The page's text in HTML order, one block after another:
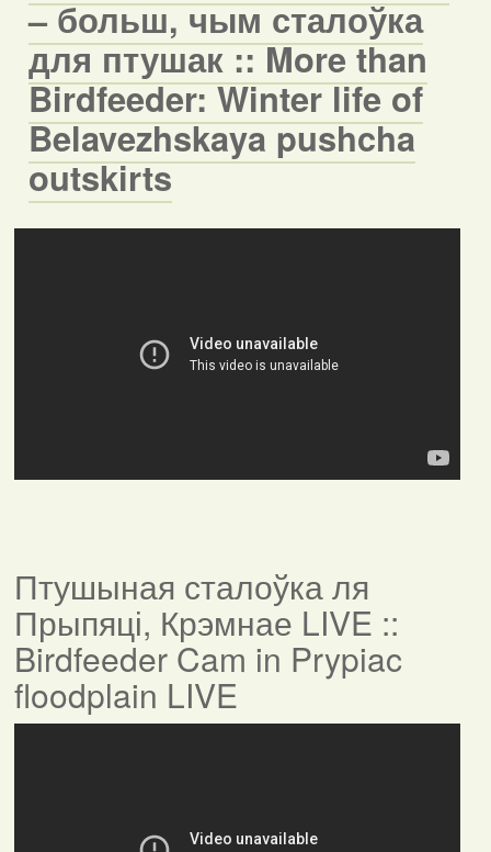
– больш, чым сталоўка
для птушак :: More than
Birdfeeder: Winter life of
Belavezhskaya pushcha
outskirts
Птушыная сталоўка ля
Прыпяці, Крэмнае LIVE ::
Birdfeeder Cam in Prypiac
floodplain LIVE